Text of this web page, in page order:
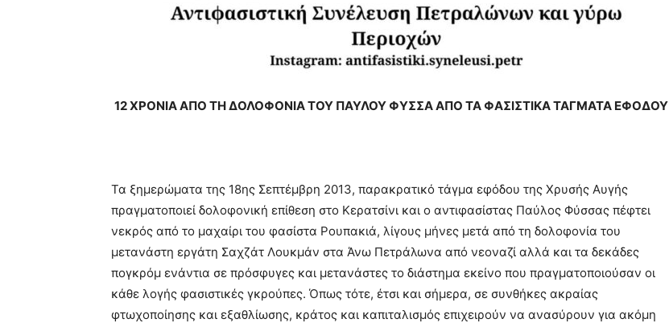
12 ΧΡΟΝΙΑ ΑΠΟ ΤΗ ΔΟΛΟΦΟΝΙΑ ΤΟΥ ΠΑΥΛΟΥ ΦΥΣΣΑ ΑΠΟ ΤΑ ΦΑΣΙΣΤΙΚΑ ΤΑΓΜΑΤΑ ΕΦΟΔΟΥ
Τα ξημερώματα της 18ης Σεπτέμβρη 2013, παρακρατικό τάγμα εφόδου της Χρυσής Αυγής
πραγματοποιεί δολοφονική επίθεση στο Κερατσίνι και ο αντιφασίστας Παύλος Φύσσας πέφτει
νεκρός από το μαχαίρι του φασίστα Ρουπακιά, λίγους μήνες μετά από τη δολοφονία του
μετανάστη εργάτη Σαχζάτ Λουκμάν στα Άνω Πετράλωνα από νεοναζί αλλά και τα δεκάδες
πογκρόμ ενάντια σε πρόσφυγες και μετανάστες το διάστημα εκείνο που πραγματοποιούσαν οι
κάθε λογής φασιστικές γκρούπες. Όπως τότε, έτσι και σήμερα, σε συνθήκες ακραίας
φτωχοποίησης και εξαθλίωσης, κράτος και καπιταλισμός επιχειρούν να ανασύρουν για ακόμη